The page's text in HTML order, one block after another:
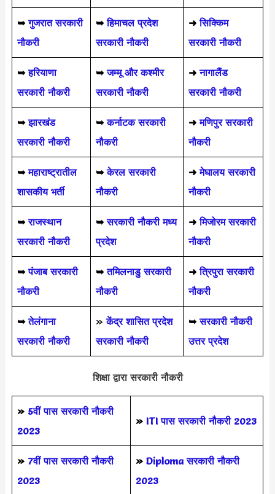
➥ गुजरात सरकारी
नौकरी
➥हिमाचल प्रदेश
सरकारी नौकरी
➜ सिक्किम
सरकारी नौकरी
➥हरियाणा
सरकारी नौकरी
➥जम्मू और कश्मीर
सरकारी नौकरी
➜ नागालैंड
सरकारी नौकरी
➥ झारखंड
सरकारी नौकरी
➥ कर्नाटक सरकारी
नौकरी
➜ मणिपुर सरकारी
नौकरी
➥ महाराष्ट्रातील
शासकीय भर्ती
➥ केरल सरकारी
नौकरी
➜ मेघालय सरकारी
नौकरी
➥ राजस्थान
सरकारी नौकरी
➥सरकारी नौकरी मध्य
प्रदेश
➜मिजोरम सरकारी
नौकरी
➥ पंजाब सरकारी
नौकरी
➥ तमिलनाडु सरकारी
नौकरी
➜ त्रिपुरा सरकारी
नौकरी
➥तेलंगाना
सरकारी नौकरी
»केंद्र शासित प्रदेश
सरकारी नौकरी
➥ सरकारी नौकरी
उत्तर प्रदेश
शिक्षा द्वारा सरकारी नौकरी
» 5वीं पास सरकारी नौकरी
2023
» ITI पास सरकारी नौकरी 2023
» 7वीं पास सरकारी नौकरी
2023
» Diploma सरकारी नौकरी
2023